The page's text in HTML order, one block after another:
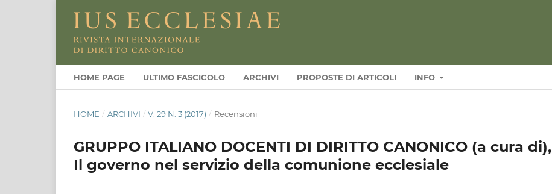
HOME PAGE ULTIMO FASCICOLO ARCHIVI PROPOSTE DI ARTICOLI INFO
HOME / ARCHIVI / V. 29 N. 3 (2017) / Recensioni
GRUPPO ITALIANO DOCENTI DI DIRITTO CANONICO (a cura di),
Il governo nel servizio della comunione ecclesiale